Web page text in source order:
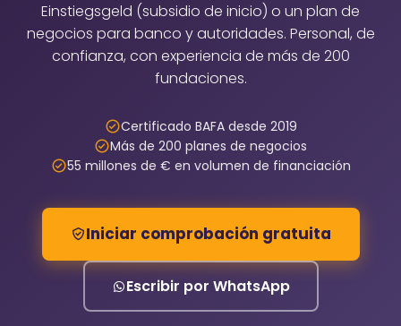
Einstiegsgeld (subsidio de inicio) o un plan de
negocios para banco y autoridades. Personal, de
confianza, con experiencia de más de 200
fundaciones.
Certificado BAFA desde 2019
Más de 200 planes de negocios
55 millones de € en volumen de financiación
Iniciar comprobación gratuita
Escribir por WhatsApp